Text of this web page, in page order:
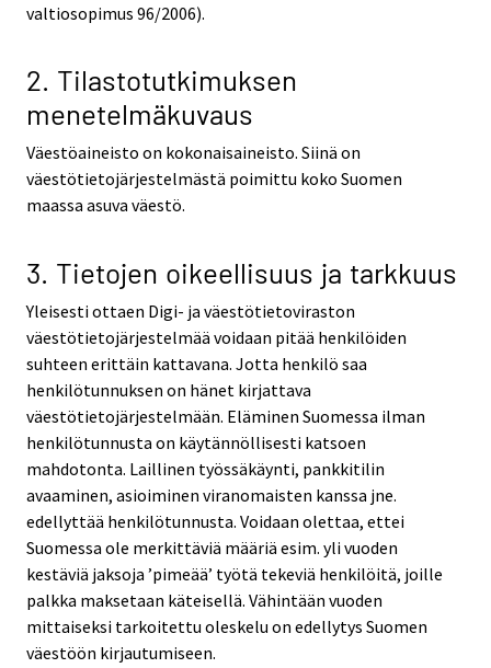
valtiosopimus 96/2006).
2. Tilastotutkimuksen
menetelmäkuvaus
Väestöaineisto on kokonaisaineisto. Siinä on
väestötietojärjestelmästä poimittu koko Suomen
maassa asuva väestö.
3. Tietojen oikeellisuus ja tarkkuus
Yleisesti ottaen Digi- ja väestötietoviraston
väestötietojärjestelmää voidaan pitää henkilöiden
suhteen erittäin kattavana. Jotta henkilö saa
henkilötunnuksen on hänet kirjattava
väestötietojärjestelmään. Eläminen Suomessa ilman
henkilötunnusta on käytännöllisesti katsoen
mahdotonta. Laillinen työssäkäynti, pankkitilin
avaaminen, asioiminen viranomaisten kanssa jne.
edellyttää henkilötunnusta. Voidaan olettaa, ettei
Suomessa ole merkittäviä määriä esim. yli vuoden
kestäviä jaksoja ’pimeää’ työtä tekeviä henkilöitä, joille
palkka maksetaan käteisellä. Vähintään vuoden
mittaiseksi tarkoitettu oleskelu on edellytys Suomen
väestöön kirjautumiseen.